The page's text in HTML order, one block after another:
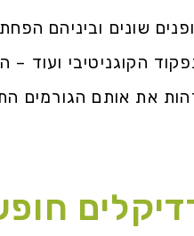
שונים וביניהם
הקוגניטיבי ועוד –
את אותם הגורמים